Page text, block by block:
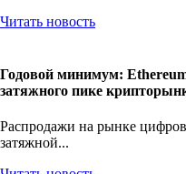
Читать новость
Годовой минимум:
затяжного пике
Распродажи на рынке
затяжной...